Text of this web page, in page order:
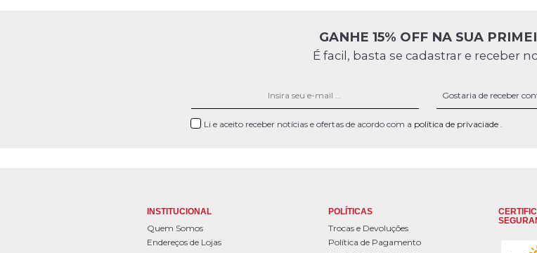
GANHE 15% OFF NA SUA
É facil, basta se cadastrar e receber
Li e aceito receber notícias e ofertas de acordo com a política de privaciade .
INSTITUCIONAL
Quem Somos
Endereços de Lojas
POLÍTICAS
Trocas e Devoluções
Política de Pagamento